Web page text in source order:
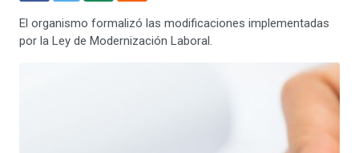
El organismo formalizó las modificaciones implementadas
por la Ley de Modernización Laboral.